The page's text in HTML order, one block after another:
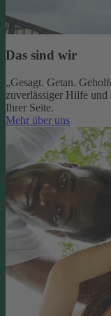
Das sind wir
„Gesagt. Getan.
zuverlässiger Hilfe und
Ihrer Seite.
Mehr über uns